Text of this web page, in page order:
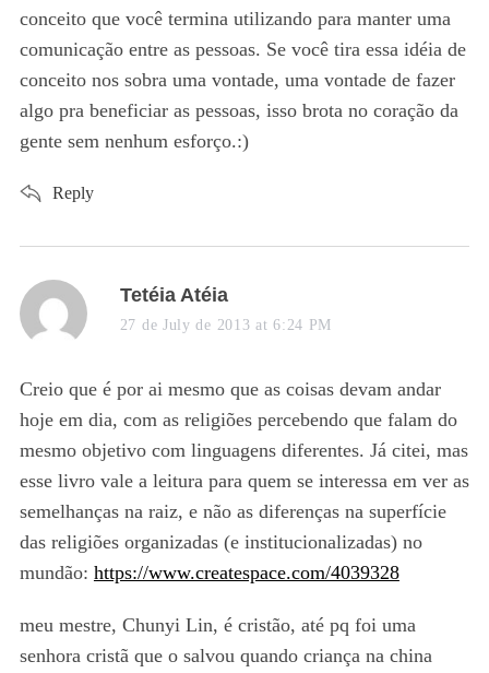
conceito que você termina utilizando para manter uma
comunicação entre as pessoas. Se você tira essa idéia de
conceito nos sobra uma vontade, uma vontade de fazer
algo pra beneficiar as pessoas, isso brota no coração da
gente sem nenhum esforço.:)
Reply
s
a
s
:
Tetéia Atéia
27 de July de 2013 at 6:24 PM
Creio que é por ai mesmo que as coisas devam andar
hoje em dia, com as religiões percebendo que falam do
mesmo objetivo com linguagens diferentes. Já citei, mas
esse livro vale a leitura para quem se interessa em ver as
semelhanças na raiz, e não as diferenças na superfície
das religiões organizadas (e institucionalizadas) no
mundão: https://www.createspace.com/4039328
meu mestre, Chunyi Lin, é cristão, até pq foi uma
senhora cristã que o salvou quando criança na china